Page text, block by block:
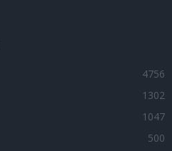
4756
1302
1047
500